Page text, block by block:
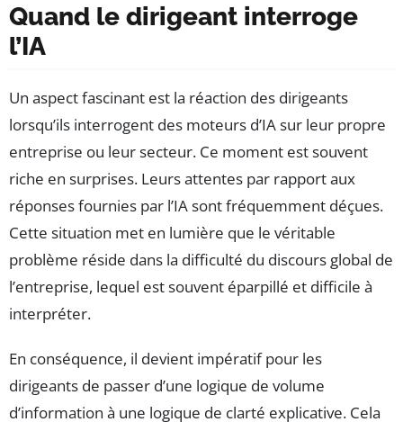
Quand le dirigeant interroge
l’IA
Un aspect fascinant est la réaction des dirigeants
lorsqu’ils interrogent des moteurs d’IA sur leur propre
entreprise ou leur secteur. Ce moment est souvent
riche en surprises. Leurs attentes par rapport aux
réponses fournies par l’IA sont fréquemment déçues.
Cette situation met en lumière que le véritable
problème réside dans la difficulté du discours global de
l’entreprise, lequel est souvent éparpillé et difficile à
interpréter.
En conséquence, il devient impératif pour les
dirigeants de passer d’une logique de volume
d’information à une logique de clarté explicative. Cela